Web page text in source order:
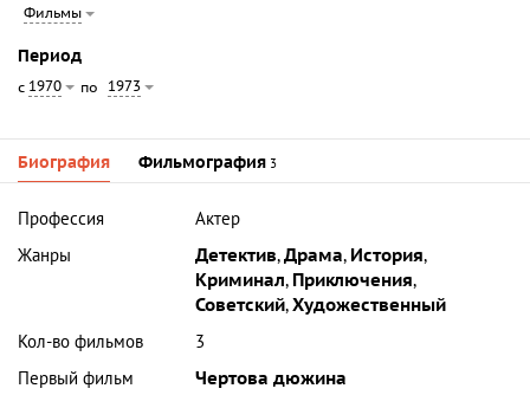
Фильмы
Период
с 1970 по 1973
Биография Фильмография 3
Профессия
Актер
Жанры
Детектив,Драма, История,
Криминал, Приключения,
Советский,Художественный
Кол-во фильмов
3
Первый фильм
Чертова дюжина